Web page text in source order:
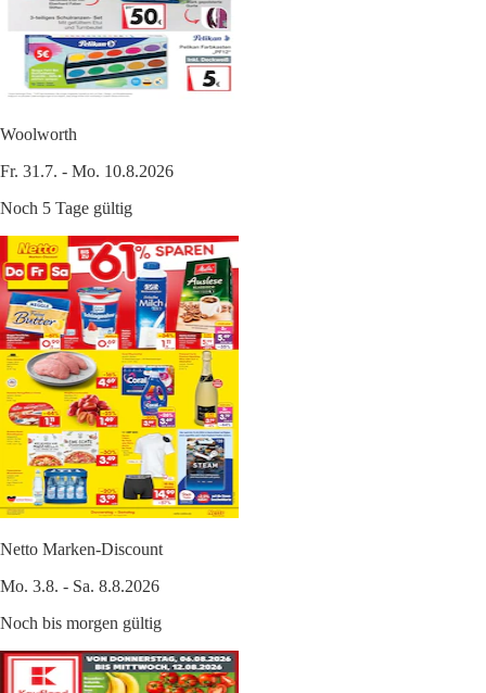
Woolworth
Fr. 31.7. - Mo. 10.8.2026
Noch 5 Tage gültig
Netto Marken-Discount
Mo. 3.8. - Sa. 8.8.2026
Noch bis morgen gültig